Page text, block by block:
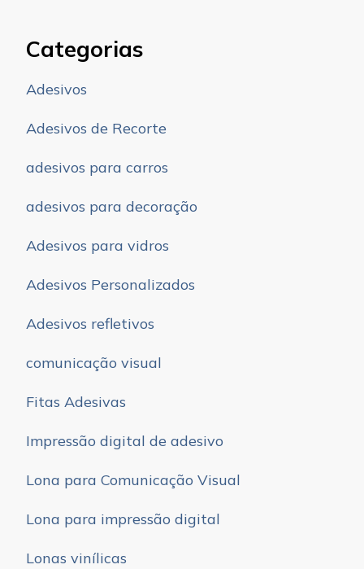
Categorias
Adesivos
Adesivos de Recorte
adesivos para carros
adesivos para decoração
Adesivos para vidros
Adesivos Personalizados
Adesivos refletivos
comunicação visual
Fitas Adesivas
Impressão digital de adesivo
Lona para Comunicação Visual
Lona para impressão digital
Lonas vinílicas